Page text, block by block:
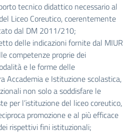
tecnico didattico necessario al
Liceo Coreutico, coerentemente
dal DM 2011/210;
delle indicazioni fornite dal MIUR
competenze proprie dei
e le forme delle
Accademia e Istituzione scolastica,
non solo a soddisfare le
per l’istituzione del liceo coreutico,
promozione e al più efficace
rispettivi fini istituzionali;